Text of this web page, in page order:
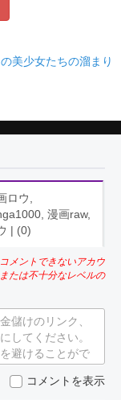
美少女たちの溜まり
ロウ,
漫画raw,
| (0)
メントできないアカウ
たは不十分なレベルの
儲けのリンク、
してください。
避けることがで
コメントを表示